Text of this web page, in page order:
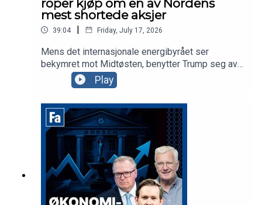
roper kjøp om en av Nordens
mest shortede aksjer
39:04 | Friday, July 17, 2026
Mens det internasjonale energibyrået ser
bekymret mot Midtøsten, benytter Trump seg av
den beste sendetid til å anklage Kina for
valgresultatet i 2020. Ellers har vi
for å snakke om ferske tall, mens vi snakker om
markedet og porteføljen til Sverre Bjerkeli i Hvaler
Invest.
Play